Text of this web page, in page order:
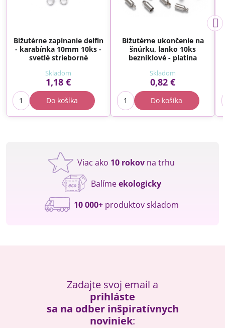
Bižutérne zapínanie delfín
- karabínka 10mm 10ks -
svetlé strieborné
Skladom
1,18 €
Do košíka
Bižutérne ukončenie na
šnúrku, lanko 10ks
bezniklové - platina
Skladom
0,82 €
Do košíka
Viac ako 10 rokov na trhu
Balímeekologicky
10 000+produktov skladom
Zadajte svoj email a
prihláste
sa na odber inšpiratívnych
noviniek: